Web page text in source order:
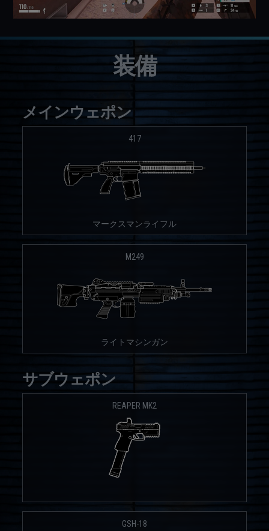
装備
メインウェポン
417
マークスマンライフル
M249
ライトマシンガン
サブウェポン
REAPER MK2
GSH-18